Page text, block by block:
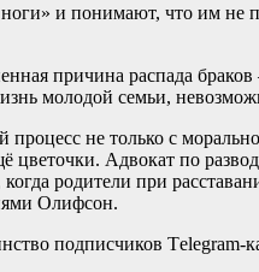
и понимают, что им не
причина распада
молодой семьи,
процесс не только с
цветочки. Адвокат по
когда родители при
Олифсон.
подписчиков